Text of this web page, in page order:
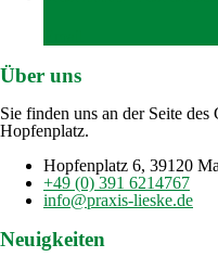
Über uns
Sie finden uns an der Seite
Hopfenplatz.
Hopfenplatz 6, 39120
+49 (0) 391 6214767
info@praxis-lieske.de
Neuigkeiten